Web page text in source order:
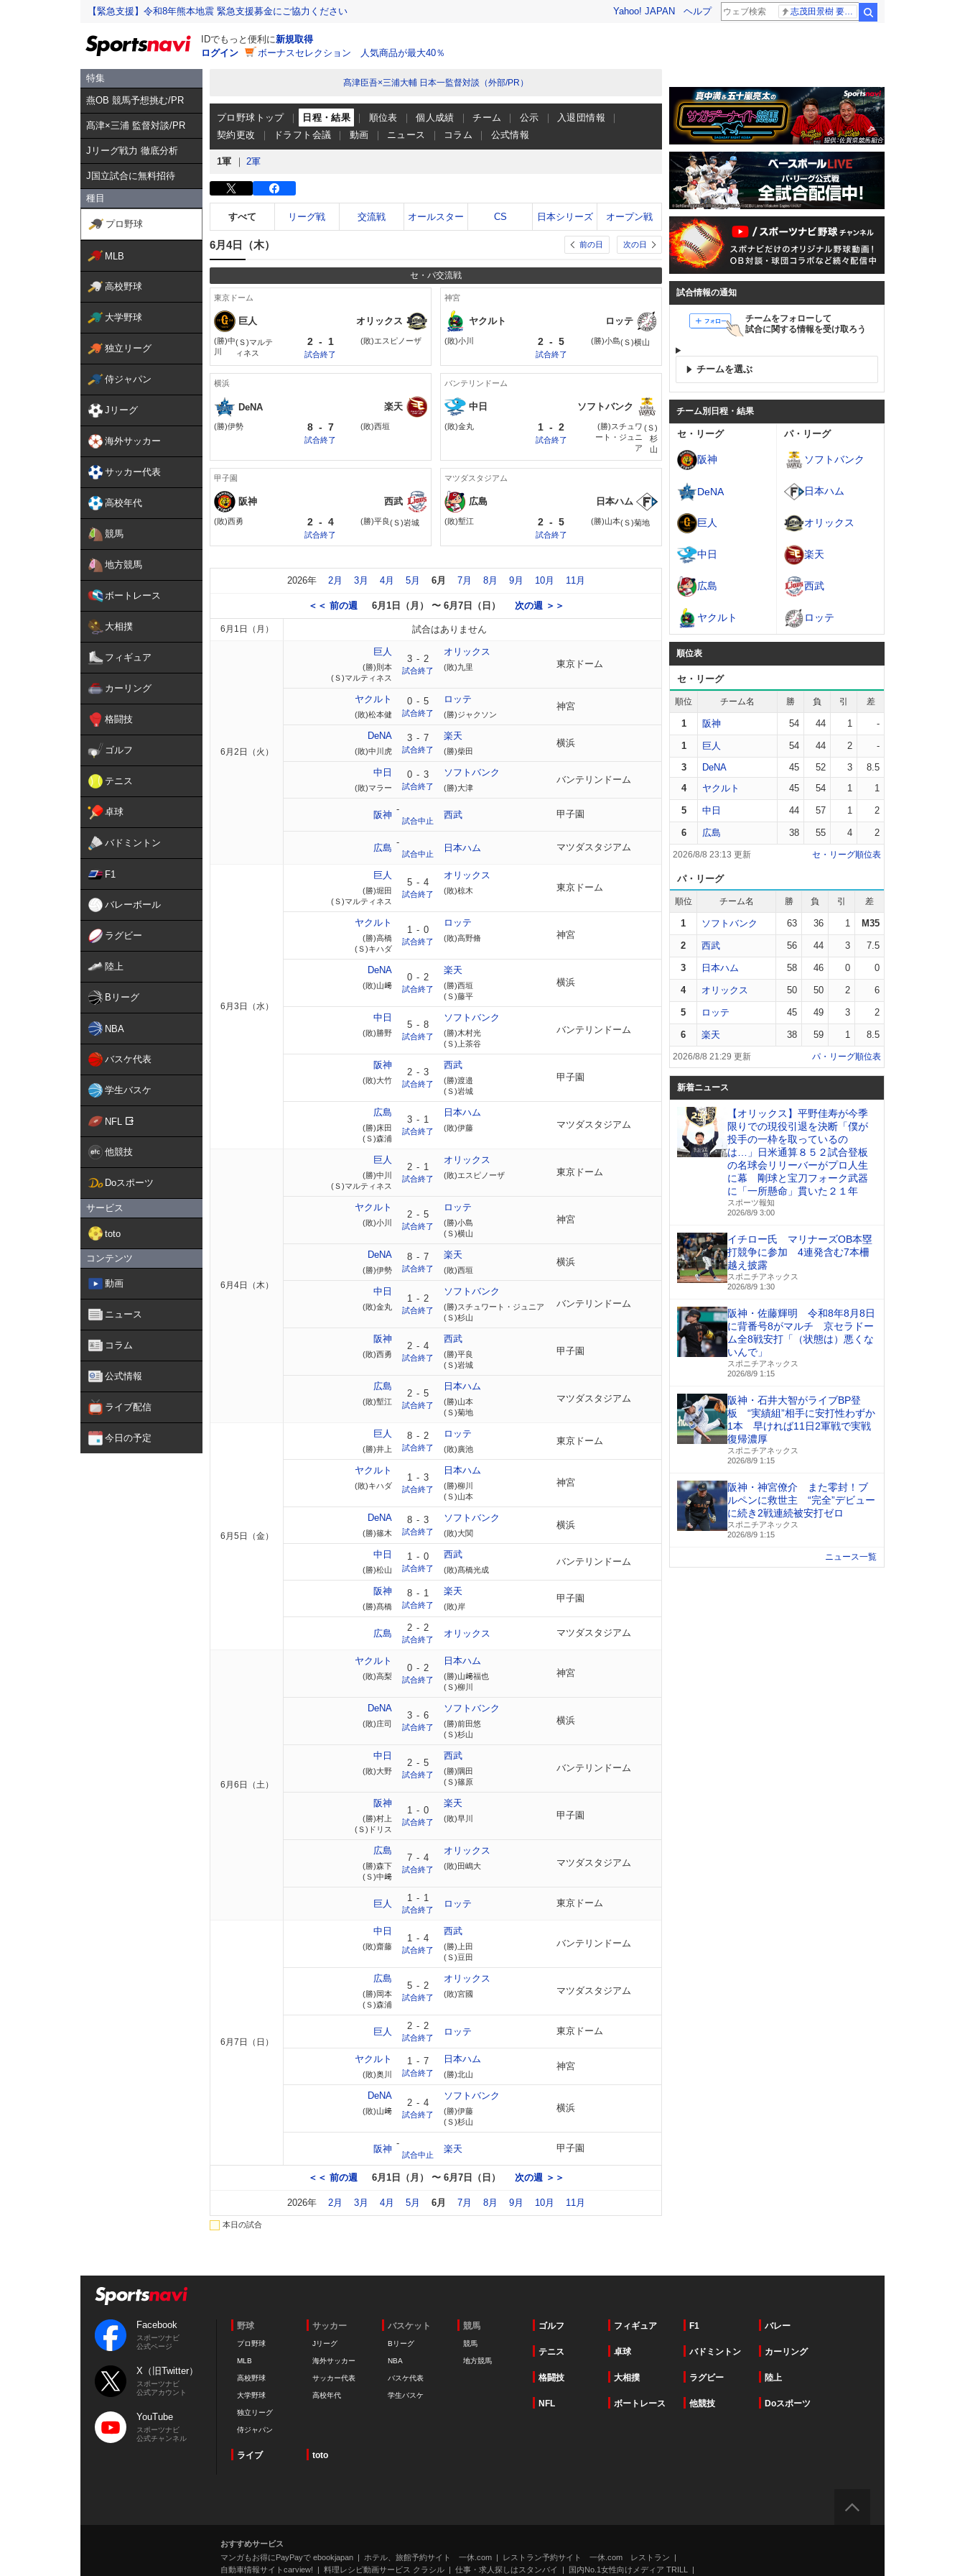
【緊急支援】令和8年熊本地震 緊急支援募金にご協力ください Yahoo! JAPAN ヘルプ
IDでもっと便利に新規取得
ログイン
ボーナスセレクション 人気商品が最大40％
特集
燕OB 競馬予想挑む/PR
髙津×三浦 監督対談/PR
Jリーグ戦力 徹底分析
J国立試合に無料招待
種目
プロ野球
MLB
高校野球
大学野球
独立リーグ
侍ジャパン
Jリーグ
海外サッカー
サッカー代表
高校年代
競馬
地方競馬
ボートレース
大相撲
フィギュア
カーリング
格闘技
ゴルフ
テニス
卓球
バドミントン
F1
バレーボール
ラグビー
陸上
Bリーグ
NBA
バスケ代表
学生バスケ
NFL
他競技
Doスポーツ
サービス
toto
コンテンツ
動画
ニュース
コラム
公式情報
ライブ配信
今日の予定
髙津臣吾×三浦大輔 日本一監督対談（外部/PR）
プロ野球トップ 日程・結果 順位表 個人成績 チーム 公示
入退団情報
契約更改
ドラフト会議 動画 ニュース コラム 公式情報
1軍 2軍
すべて リーグ戦 交流戦 オールスター CS 日本シリーズ オープン戦
6月4日（木） 前の日 次の日
セ・パ交流戦
東京ドーム
巨人 オリックス
2 - 1
試合終了
(勝)中
川
(Ｓ)マルテ
ィネス
(敗)エスピノーザ
神宮
ヤクルト ロッテ
2 - 5
試合終了
(敗)小川 (勝)小島(Ｓ)横山
横浜
DeNA 楽天
8 - 7
試合終了
(勝)伊勢 (敗)西垣
バンテリンドーム
中日 ソフトバンク
1 - 2
試合終了
(敗)金丸
(勝)スチュワ
ート・ジュニ
ア
(Ｓ)
杉
山
甲子園
阪神 西武
2 - 4
試合終了
(敗)西勇 (勝)平良(Ｓ)岩城
マツダスタジアム
広島 日本ハム
2 - 5
試合終了
(敗)塹江 (勝)山本(Ｓ)菊地
2026年 2月 3月 4月 5月 6月 7月 8月 9月 10月 11月
＜＜ 前の週 6月1日（月） 〜 6月7日（日） 次の週 ＞＞
6月1日（月） 試合はありません
6月2日（火）
巨人
(勝)則本
(Ｓ)マルティネス
3 - 2
試合終了
オリックス
(敗)九里 東京ドーム
ヤクルト
(敗)松本健
0 - 5
試合終了
ロッテ
(勝)ジャクソン
神宮
DeNA
(敗)中川虎
3 - 7
試合終了
楽天
(勝)柴田
横浜
中日
(敗)マラー
0 - 3
試合終了
ソフトバンク
(勝)大津
バンテリンドーム
阪神 -
試合中止
西武 甲子園
広島 -
試合中止
日本ハム マツダスタジアム
6月3日（水）
巨人
(勝)堀田
(Ｓ)マルティネス
5 - 4
試合終了
オリックス
(敗)椋木 東京ドーム
ヤクルト
(勝)高橋
(Ｓ)キハダ
1 - 0
試合終了
ロッテ
(敗)高野脩 神宮
DeNA
(敗)山﨑
0 - 2
試合終了
楽天
(勝)西垣
(Ｓ)藤平
横浜
中日
(敗)勝野
5 - 8
試合終了
ソフトバンク
(勝)木村光
(Ｓ)上茶谷
バンテリンドーム
阪神
(敗)大竹
2 - 3
試合終了
西武
(勝)渡邉
(Ｓ)岩城
甲子園
広島
(勝)床田
(Ｓ)森浦
3 - 1
試合終了
日本ハム
(敗)伊藤 マツダスタジアム
6月4日（木）
巨人
(勝)中川
(Ｓ)マルティネス
2 - 1
試合終了
オリックス
(敗)エスピノーザ 東京ドーム
ヤクルト
(敗)小川
2 - 5
試合終了
ロッテ
(勝)小島
(Ｓ)横山
神宮
DeNA
(勝)伊勢
8 - 7
試合終了
楽天
(敗)西垣
横浜
中日
(敗)金丸
1 - 2
試合終了
ソフトバンク
(勝)スチュワート・ジュニア
(Ｓ)杉山
バンテリンドーム
阪神
(敗)西勇
2 - 4
試合終了
西武
(勝)平良
(Ｓ)岩城
甲子園
広島
(敗)塹江
2 - 5
試合終了
日本ハム
(勝)山本
(Ｓ)菊地
マツダスタジアム
6月5日（金）
巨人
(勝)井上
8 - 2
試合終了
ロッテ
(敗)廣池
東京ドーム
ヤクルト
(敗)キハダ
1 - 3
試合終了
日本ハム
(勝)柳川
(Ｓ)山本
神宮
DeNA
(勝)篠木
8 - 3
試合終了
ソフトバンク
(敗)大関
横浜
中日
(勝)松山
1 - 0
試合終了
西武
(敗)髙橋光成
バンテリンドーム
阪神
(勝)髙橋
8 - 1
試合終了
楽天
(敗)岸
甲子園
広島 2 - 2
試合終了
オリックス マツダスタジアム
6月6日（土）
ヤクルト
(敗)高梨
0 - 2
試合終了
日本ハム
(勝)山﨑福也
(Ｓ)柳川
神宮
DeNA
(敗)庄司
3 - 6
試合終了
ソフトバンク
(勝)前田悠
(Ｓ)杉山
横浜
中日
(敗)大野
2 - 5
試合終了
西武
(勝)隅田
(Ｓ)篠原
バンテリンドーム
阪神
(勝)村上
(Ｓ)ドリス
1 - 0
試合終了
楽天
(敗)早川 甲子園
広島
(勝)森下
(Ｓ)中﨑
7 - 4
試合終了
オリックス
(敗)田嶋大 マツダスタジアム
巨人 1 - 1
試合終了
ロッテ 東京ドーム
6月7日（日）
中日
(敗)齋藤
1 - 4
試合終了
西武
(勝)上田
(Ｓ)豆田
バンテリンドーム
広島
(勝)岡本
(Ｓ)森浦
5 - 2
試合終了
オリックス
(敗)宮國 マツダスタジアム
巨人 2 - 2
試合終了
ロッテ 東京ドーム
ヤクルト
(敗)奥川
1 - 7
試合終了
日本ハム
(勝)北山
神宮
DeNA
(敗)山﨑
2 - 4
試合終了
ソフトバンク
(勝)伊藤
(Ｓ)杉山
横浜
阪神 -
試合中止
楽天 甲子園
＜＜ 前の週 6月1日（月） 〜 6月7日（日） 次の週 ＞＞
2026年 2月 3月 4月 5月 6月 7月 8月 9月 10月 11月
本日の試合
試合情報の通知
チームをフォローして
試合に関する情報を受け取ろう
チームを選ぶ
チーム別日程・結果
セ・リーグ
阪神
DeNA
巨人
中日
広島
ヤクルト
パ・リーグ
ソフトバンク
日本ハム
オリックス
楽天
西武
ロッテ
順位表
セ・リーグ
順位 チーム名 勝 負 引 差
1 阪神 54 44 1 -
1 巨人 54 44 2
-
3
DeNA 45 52 3
8.5
4
ヤクルト 45 54 1 1
5 中日 44 57 1 2
6 広島 38 55 4 2
2026/8/8 23:13 更新 セ・リーグ順位表
パ・リーグ
順位 チーム名 勝 負 引 差
1 ソフトバンク 63 36 1 M35
2 西武 56 44 3 7.5
3 日本ハム 58 46 0 0
4 オリックス 50 50 2 6
5 ロッテ 45 49 3 2
6 楽天 38 59 1 8.5
2026/8/8 21:29 更新 パ・リーグ順位表
新着ニュース
【オリックス】平野佳寿が今季
限りでの現役引退を決断「僕が
投手の一枠を取っているの
は…」日米通算８５２試合登板
の名球会リリーバーがプロ人生
に幕 剛球と宝刀フォーク武器
に「一所懸命」貫いた２１年
スポーツ報知
2026/8/9 3:00
イチロー氏 マリナーズOB本塁
打競争に参加 4連発含む7本柵
越え披露
スポニチアネックス
2026/8/9 1:30
阪神・佐藤輝明 令和8年8月8日
に背番号8がマルチ 京セラドー
ム全8戦安打「（状態は）悪くな
いんで」
スポニチアネックス
2026/8/9 1:15
阪神・石井大智がライブBP登
板 “実績組”相手に安打性わずか
1本 早ければ11日2軍戦で実戦
復帰濃厚
スポニチアネックス
2026/8/9 1:15
阪神・神宮僚介 また零封！ブ
ルペンに救世主 “完全”デビュー
に続き2戦連続被安打ゼロ
スポニチアネックス
2026/8/9 1:15
ニュース一覧
Facebook
スポーツナビ
公式ページ
X（旧Twitter）
スポーツナビ
公式アカウント
YouTube
スポーツナビ
公式チャンネル
野球
プロ野球
MLB
高校野球
大学野球
独立リーグ
侍ジャパン
サッカー
Jリーグ
海外サッカー
サッカー代表
高校年代
バスケット
Bリーグ
NBA
バスケ代表
学生バスケ
競馬
競馬
地方競馬
ゴルフ フィギュア F1 バレー
テニス 卓球 バドミントン カーリング
格闘技 大相撲 ラグビー 陸上
NFL ボートレース 他競技 Doスポーツ
ライブ toto
おすすめサービス
マンガもお得にPayPayで ebookjapan
ホテル、旅館予約サイト 一休.com
レストラン予約サイト 一休.com レストラン
自動車情報サイトcarview!
料理レシピ動画サービス クラシル 仕事・求人探しはスタンバイ 国内No.1女性向けメディア TRILL